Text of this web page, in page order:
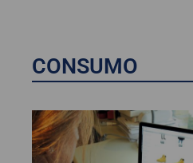
CONSUMO